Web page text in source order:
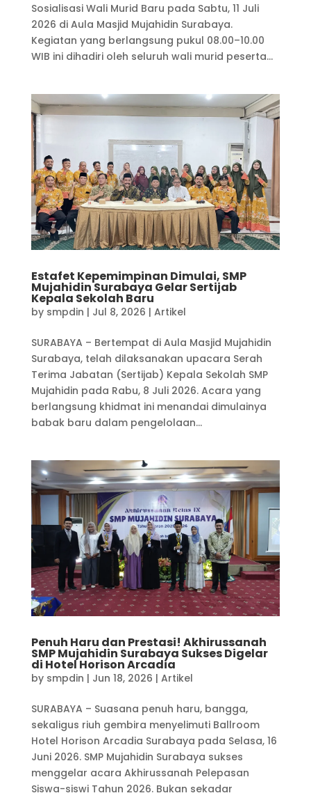
Sosialisasi Wali Murid Baru pada Sabtu, 11 Juli
2026 di Aula Masjid Mujahidin Surabaya.
Kegiatan yang berlangsung pukul 08.00–10.00
WIB ini dihadiri oleh seluruh wali murid peserta...
Estafet Kepemimpinan Dimulai, SMP
Mujahidin Surabaya Gelar Sertijab
Kepala Sekolah Baru
by smpdin | Jul 8, 2026 | Artikel
SURABAYA – Bertempat di Aula Masjid Mujahidin
Surabaya, telah dilaksanakan upacara Serah
Terima Jabatan (Sertijab) Kepala Sekolah SMP
Mujahidin pada Rabu, 8 Juli 2026. Acara yang
berlangsung khidmat ini menandai dimulainya
babak baru dalam pengelolaan...
Penuh Haru dan Prestasi! Akhirussanah
SMP Mujahidin Surabaya Sukses Digelar
di Hotel Horison Arcadia
by smpdin | Jun 18, 2026 | Artikel
SURABAYA – Suasana penuh haru, bangga,
sekaligus riuh gembira menyelimuti Ballroom
Hotel Horison Arcadia Surabaya pada Selasa, 16
Juni 2026. SMP Mujahidin Surabaya sukses
menggelar acara Akhirussanah Pelepasan
Siswa-siswi Tahun 2026. Bukan sekadar